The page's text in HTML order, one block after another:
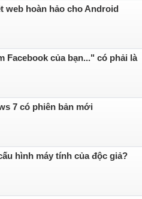
web hoàn hảo cho Android
Facebook của bạn..." có phải là
7 có phiên bản mới
hình máy tính của độc giả?